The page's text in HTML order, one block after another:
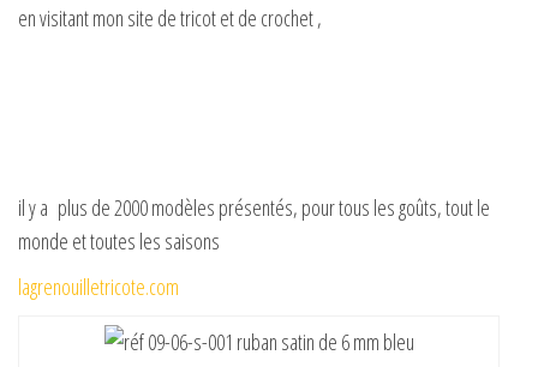
en visitant mon site de tricot et de crochet ,
il y a plus de 2000 modèles présentés, pour tous les goûts, tout le
monde et toutes les saisons
lagrenouilletricote.com